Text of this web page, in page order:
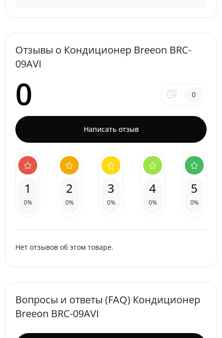
Отзывы о Кондиционер Breeon BRC-
09AVI
0 0
Написать отзыв
1
0%
2
0%
3
0%
4
0%
5
0%
Нет отзывов об этом товаре.
Вопросы и ответы (FAQ) Кондиционер
Breeon BRC-09AVI